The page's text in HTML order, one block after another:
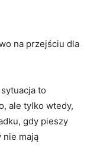
na przejściu dla
to
ale tylko wtedy,
gdy pieszy
nie mają